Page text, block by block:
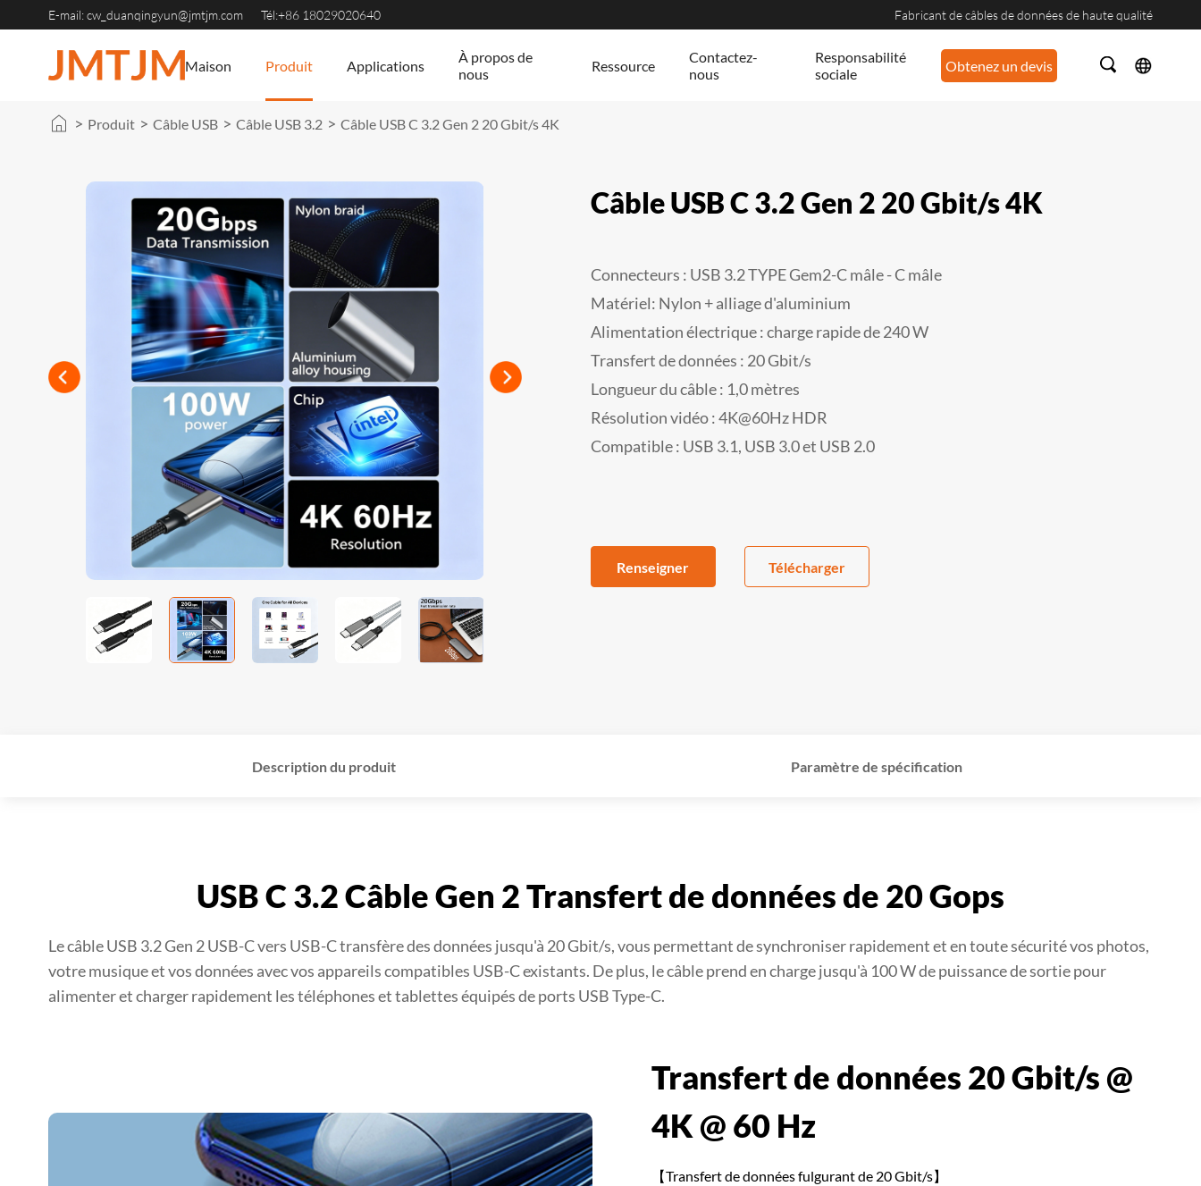
E-mail: cw_duanqingyun@jmtjm.com Tél:+86 18029020640 Fabricant de câbles de données de haute qualité
Maison Produit Applications
À propos de
nous
Ressource
Contactez-
nous
Responsabilité
sociale
Obtenez un devis
> Produit > Câble USB > Câble USB 3.2 > Câble USB C 3.2 Gen 2 20 Gbit/s 4K
Câble USB C 3.2 Gen 2 20 Gbit/s 4K
Connecteurs : USB 3.2 TYPE Gem2-C mâle - C mâle
Matériel: Nylon + alliage d'aluminium
Alimentation électrique : charge rapide de 240 W
Transfert de données : 20 Gbit/s
Longueur du câble : 1,0 mètres
Résolution vidéo : 4K@60Hz HDR
Compatible : USB 3.1, USB 3.0 et USB 2.0
Renseigner Télécharger
Description du produit Paramètre de spécification
USB C 3.2 Câble Gen 2 Transfert de données de 20 Gops
Le câble USB 3.2 Gen 2 USB-C vers USB-C transfère des données jusqu'à 20 Gbit/s, vous permettant de synchroniser rapidement et en toute sécurité vos photos,
votre musique et vos données avec vos appareils compatibles USB-C existants. De plus, le câble prend en charge jusqu'à 100 W de puissance de sortie pour
alimenter et charger rapidement les téléphones et tablettes équipés de ports USB Type-C.
Transfert de données 20 Gbit/s @
4K @ 60 Hz
【Transfert de données fulgurant de 20 Gbit/s】